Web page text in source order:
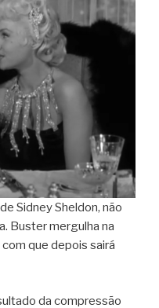
Sidney Sheldon, não
Buster mergulha na
que depois sairá
da compressão